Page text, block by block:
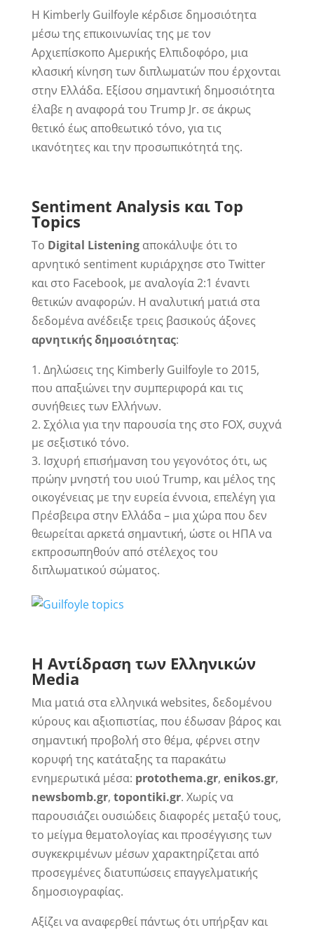
Η Kimberly Guilfoyle κέρδισε δημοσιότητα
μέσω της επικοινωνίας της με τον
Αρχιεπίσκοπο Αμερικής Ελπιδοφόρο, μια
κλασική κίνηση των διπλωματών που έρχονται
στην Ελλάδα. Εξίσου σημαντική δημοσιότητα
έλαβε η αναφορά του Trump Jr. σε άκρως
θετικό έως αποθεωτικό τόνο, για τις
ικανότητες και την προσωπικότητά της.
Sentiment Analysis και Top
Topics
Το Digital Listeningαποκάλυψε ότι το
αρνητικό sentiment κυριάρχησε στο Twitter
και στο Facebook, με αναλογία 2:1 έναντι
θετικών αναφορών. Η αναλυτική ματιά στα
δεδομένα ανέδειξε τρεις βασικούς άξονες
αρνητικής δημοσιότητας:
Δηλώσεις της Kimberly Guilfoyle το 2015,
που απαξιώνει την συμπεριφορά και τις
συνήθειες των Ελλήνων.
Σχόλια για την παρουσία της στο FOX, συχνά
με σεξιστικό τόνο.
Ισχυρή επισήμανση του γεγονότος ότι, ως
πρώην μνηστή του υιού Trump, και μέλος της
οικογένειας με την ευρεία έννοια, επελέγη για
Πρέσβειρα στην Ελλάδα – μια χώρα που δεν
θεωρείται αρκετά σημαντική, ώστε οι ΗΠΑ να
εκπροσωπηθούν από στέλεχος του
διπλωματικού σώματος.
Η Αντίδραση των Ελληνικών
Media
Μια ματιά στα ελληνικά websites, δεδομένου
κύρους και αξιοπιστίας, που έδωσαν βάρος και
σημαντική προβολή στο θέμα, φέρνει στην
κορυφή της κατάταξης τα παρακάτω
ενημερωτικά μέσα: protothema.gr, enikos.gr,
newsbomb.gr, topontiki.gr. Χωρίς να
παρουσιάζει ουσιώδεις διαφορές μεταξύ τους,
το μείγμα θεματολογίας και προσέγγισης των
συγκεκριμένων μέσων χαρακτηρίζεται από
προσεγμένες διατυπώσεις επαγγελματικής
δημοσιογραφίας.
Αξίζει να αναφερθεί πάντως ότι υπήρξαν και